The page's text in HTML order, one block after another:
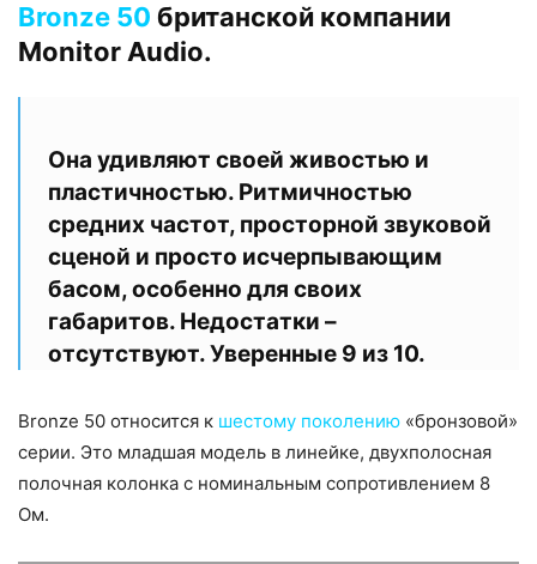
Bronze 50 британской компании
Monitor Audio.
Она удивляют своей живостью и
пластичностью. Ритмичностью
средних частот, просторной звуковой
сценой и просто исчерпывающим
басом, особенно для своих
габаритов. Недостатки –
отсутствуют. Уверенные 9 из 10.
Bronze 50 относится к шестому поколению «бронзовой»
серии. Это младшая модель в линейке, двухполосная
полочная колонка с номинальным сопротивлением 8
Ом.